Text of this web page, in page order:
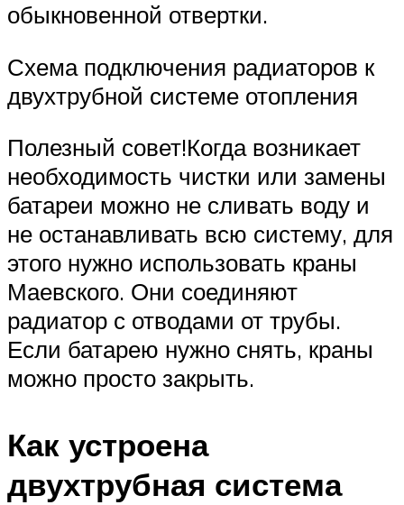
обыкновенной отвертки.
Схема подключения радиаторов к
двухтрубной системе отопления
Полезный совет!Когда возникает
необходимость чистки или замены
батареи можно не сливать воду и
не останавливать всю систему, для
этого нужно использовать краны
Маевского. Они соединяют
радиатор с отводами от трубы.
Если батарею нужно снять, краны
можно просто закрыть.
Как устроена
двухтрубная система